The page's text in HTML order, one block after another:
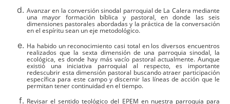
Avanzar en la conversión sinodal parroquial de La Calera mediante
una mayor formación bíblica y pastoral, en donde las seis
dimensiones pastorales abordadas y la práctica de la conversación
en el espíritu sean un eje metodológico.
Ha habido un reconocimiento casi total en los diversos encuentros
realizados que la sexta dimensión de una parroquia sinodal, la
ecológica, es donde hay más vacío pastoral actualmente. Aunque
existió una iniciativa parroquial al respecto, es importante
redescubrir esta dimensión pastoral buscando atraer participación
específica para este campo y discernir las líneas de acción que le
permitan tener continuidad en el tiempo.
Revisar el sentido teológico del EPEM en nuestra parroquia para